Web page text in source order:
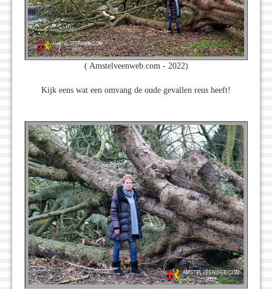
( Amstelveenweb.com - 2022)
Kijk eens wat een omvang de oude gevallen reus heeft!